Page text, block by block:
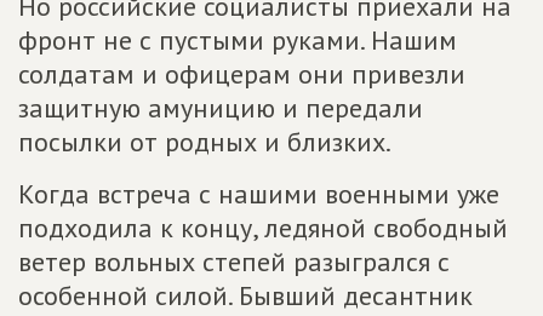
фронт не с пустыми руками. Нашим
солдатам и офицерам они привезли
защитную амуницию и передали
посылки от родных и близких.
Когда встреча с нашими военными уже
подходила к концу, ледяной свободный
ветер вольных степей разыгрался с
особенной силой. Бывший десантник